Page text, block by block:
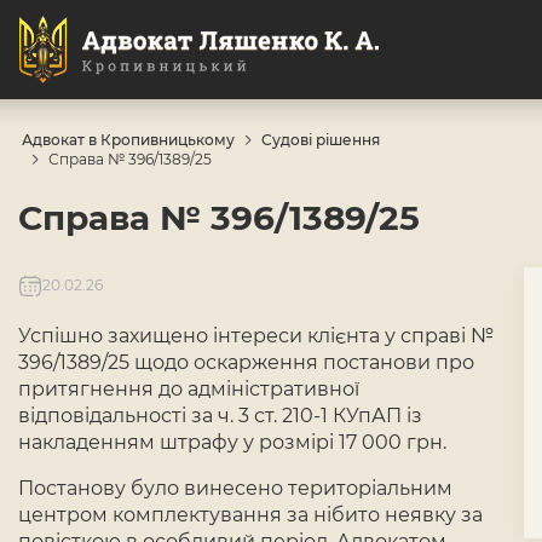
Адвокат в Кропивницькому
Судові рішення
Справа № 396/1389/25
Справа № 396/1389/25
20.02.26
Успішно захищено інтереси клієнта у справі №
396/1389/25 щодо оскарження постанови про
притягнення до адміністративної
відповідальності за ч. 3 ст. 210-1 КУпАП із
накладенням штрафу у розмірі 17 000 грн.
Постанову було винесено територіальним
центром комплектування за нібито неявку за